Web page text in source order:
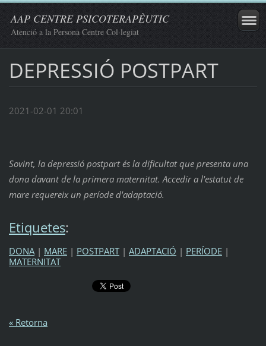
AAP CENTRE PSICOTERAPÈUTIC
Atenció a la Persona Centre Col·legiat
DEPRESSIÓ POSTPART
2021-02-01 20:01
Sovint, la depressió postpart és la dificultat que presenta una
dona davant de la primera maternitat. Accedir a l'estatut de
mare requereix un període d'adaptació.
Etiquetes:
DONA | MARE | POSTPART | ADAPTACIÓ | PERÍODE |
MATERNITAT
« Retorna